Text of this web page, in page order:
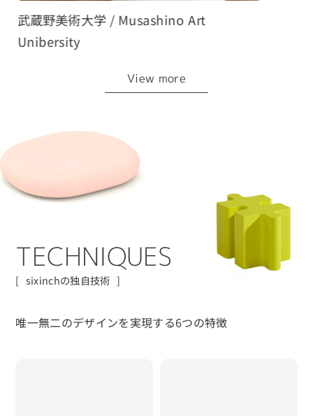
武蔵野美術大学 / Musashino Art
Unibersity
View more
TECHNIQUES
sixinchの独自技術
唯一無二のデザインを実現する6つの特徴